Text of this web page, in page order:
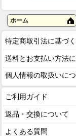
ホーム
特定商取引法に基づ
送料とお支払い方法
個人情報の取扱いに
ご利用ガイド
返品・交換について
よくある質問